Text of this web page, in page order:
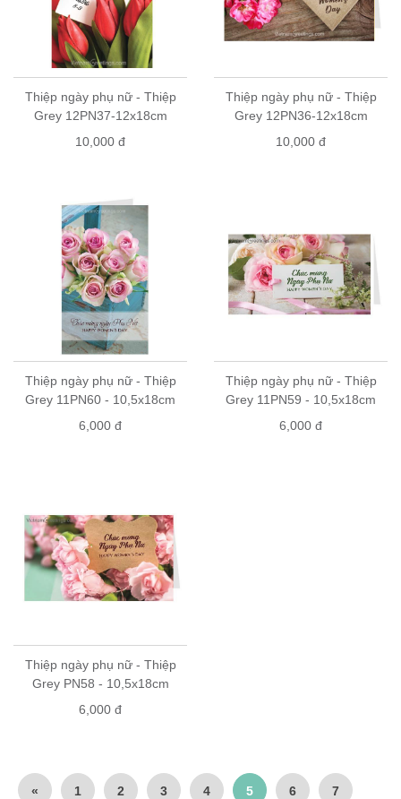
Thiệp ngày phụ nữ - Thiệp
Grey 12PN37-12x18cm
10,000 đ
Thiệp ngày phụ nữ - Thiệp
Grey 12PN36-12x18cm
10,000 đ
Thiệp ngày phụ nữ - Thiệp
Grey 11PN60 - 10,5x18cm
6,000 đ
Thiệp ngày phụ nữ - Thiệp
Grey 11PN59 - 10,5x18cm
6,000 đ
Thiệp ngày phụ nữ - Thiệp
Grey PN58 - 10,5x18cm
6,000 đ
« 1 2 3 4 5 6 7